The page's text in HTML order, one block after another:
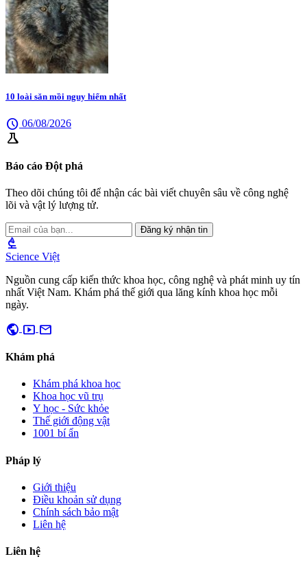
10 loài săn mồi nguy hiểm nhất
schedule 06/08/2026
science
Báo cáo Đột phá
Theo dõi chúng tôi để nhận các bài viết chuyên sâu về công nghệ
lõi và vật lý lượng tử.
Đăng ký nhận tin
biotech
Science Việt
Nguồn cung cấp kiến thức khoa học, công nghệ và phát minh uy tín
nhất Việt Nam. Khám phá thế giới qua lăng kính khoa học mỗi
ngày.
public smart_display mail
Khám phá
Khám phá khoa học
Khoa học vũ trụ
Y học - Sức khỏe
Thế giới động vật
1001 bí ẩn
Pháp lý
Giới thiệu
Điều khoản sử dụng
Chính sách bảo mật
Liên hệ
Liên hệ